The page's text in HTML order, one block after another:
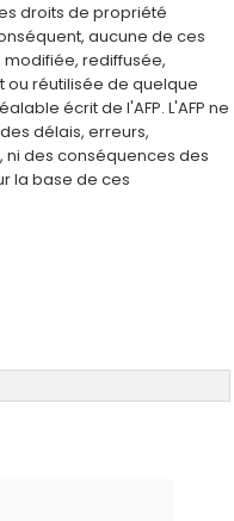
droits de propriété
aucune de ces
rediffusée,
réutilisée de quelque
écrit de l'AFP. L'AFP ne
délais, erreurs,
ni des conséquences des
la base de ces